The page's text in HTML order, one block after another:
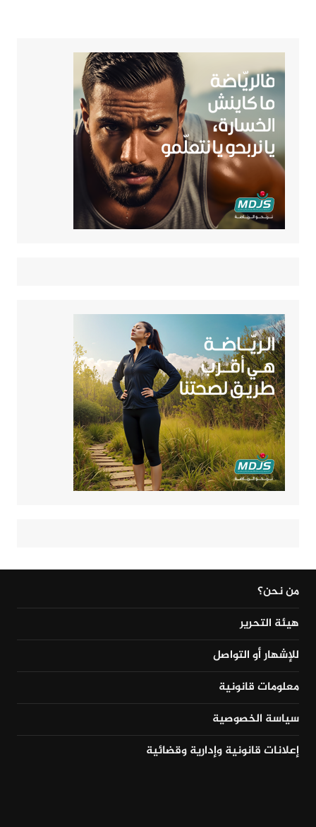
من نحن؟
هيئة التحرير
للإشهار أو التواصل
معلومات قانونية
سياسة الخصوصية
إعلانات قانونية وإدارية وقضائية